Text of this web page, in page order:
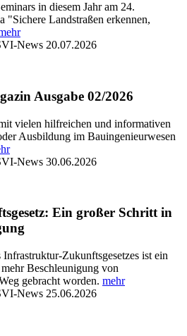
in diesem Jahr am 24.
"Sichere Landstraßen erkennen,
News 20.07.2026
Ausgabe 02/2026
vielen hilfreichen und informativen
Ausbildung im Bauingenieurwesen
News 30.06.2026
Ein großer Schritt in
Zukunftsgesetzes ist ein
Beschleunigung von
gebracht worden. mehr
News 25.06.2026